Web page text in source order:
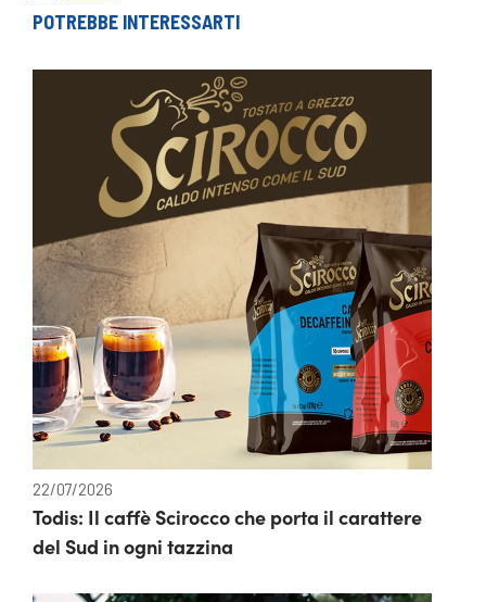
POTREBBE INTERESSARTI
22/07/2026
Todis: Il caffè Scirocco che porta il carattere
del Sud in ogni tazzina